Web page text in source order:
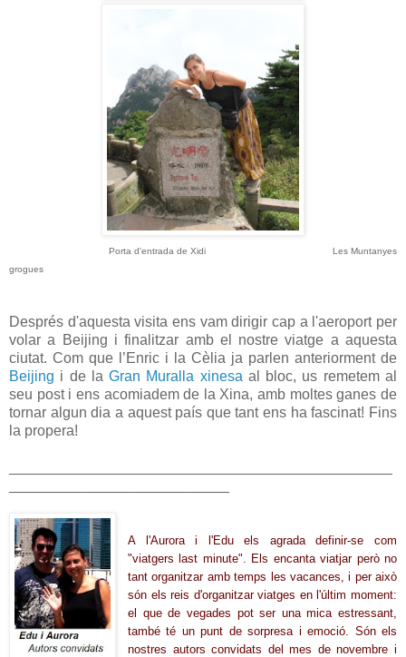
Porta d'entrada de Xidi
Les Muntanyes
grogues
Després d'aquesta visita ens vam dirigir cap a l'aeroport per
volar a Beijing i finalitzar amb el nostre viatge a aquesta
ciutat. Com que l’Enric i la Cèlia ja parlen anteriorment de
Beijing i de laGran Muralla xinesa al bloc, us remetem al
seu post i ens acomiadem de la Xina, amb moltes ganes de
tornar algun dia a aquest país que tant ens ha fascinat! Fins
la propera!
A l'Aurora i l'Edu els agrada definir-se com
"viatgers last minute". Els encanta viatjar però no
tant organitzar amb temps les vacances, i per això
són els reis d'organitzar viatges en l'últim moment:
el que de vegades pot ser una mica estressant,
també té un punt de sorpresa i emoció. Són els
nostres autors convidats del mes de novembre i